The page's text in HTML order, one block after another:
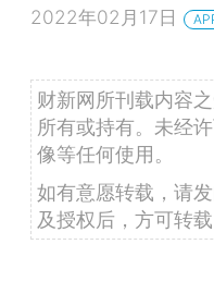
2022年02月17日
财新网所刊载内容
所有或持有。未经
像等任何使用。
如有意愿转载，请
及授权后，方可转载